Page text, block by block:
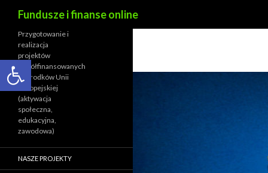
Open toolbar
Fundusze i finanse online
Przygotowanie i
realizacja
projektów
współfinansowanych
ze środków Unii
Europejskiej
(aktywacja
społeczna,
edukacyjna,
zawodowa)
NASZE PROJEKTY